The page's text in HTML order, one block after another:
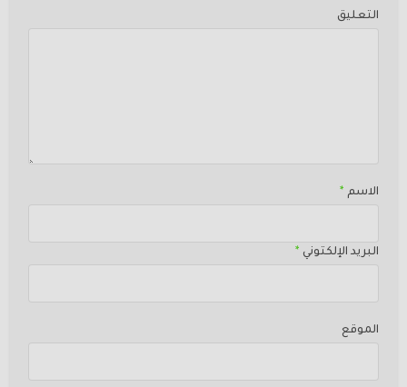
التعليق
الاسم *
البريد الإلكتوني *
الموقع